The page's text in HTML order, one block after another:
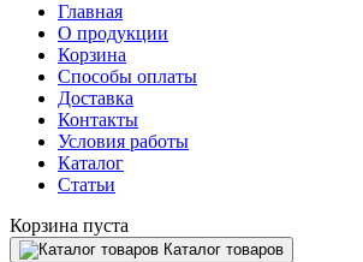
Главная
О продукции
Корзина
Способы оплаты
Доставка
Контакты
Условия работы
Каталог
Статьи
Корзина пуста
Каталог товаров